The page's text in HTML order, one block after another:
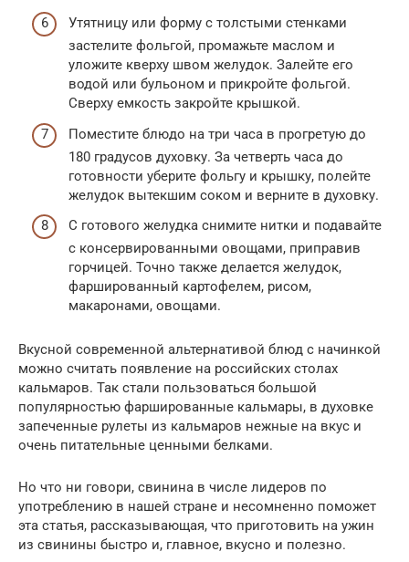
Утятницу или форму с толстыми стенками
застелите фольгой, промажьте маслом и
уложите кверху швом желудок. Залейте его
водой или бульоном и прикройте фольгой.
Сверху емкость закройте крышкой.
Поместите блюдо на три часа в прогретую до
180 градусов духовку. За четверть часа до
готовности уберите фольгу и крышку, полейте
желудок вытекшим соком и верните в духовку.
С готового желудка снимите нитки и подавайте
с консервированными овощами, приправив
горчицей. Точно также делается желудок,
фаршированный картофелем, рисом,
макаронами, овощами.
Вкусной современной альтернативой блюд с начинкой
можно считать появление на российских столах
кальмаров. Так стали пользоваться большой
популярностью фаршированные кальмары, в духовке
запеченные рулеты из кальмаров нежные на вкус и
очень питательные ценными белками.
Но что ни говори, свинина в числе лидеров по
употреблению в нашей стране и несомненно поможет
эта статья, рассказывающая, что приготовить на ужин
из свинины быстро и, главное, вкусно и полезно.